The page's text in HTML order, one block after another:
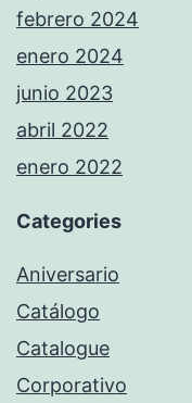
febrero 2024
enero 2024
junio 2023
abril 2022
enero 2022
Categories
Aniversario
Catálogo
Catalogue
Corporativo